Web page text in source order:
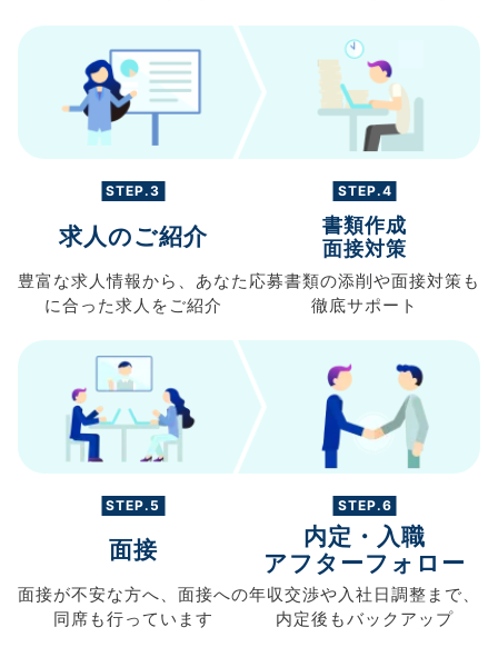
STEP.3
求人のご紹介
豊富な求人情報から、 あなた
に合った求人を ご紹介
STEP.4
書類作成
面接対策
応募書類の添削や面接対策も
徹底サポート
STEP.5
面接
面接が不安な方へ、 面接への
同席も行っています
STEP.6
内定・入職
アフターフォロー
年収交渉や入社日調整まで、
内定後もバックアップ